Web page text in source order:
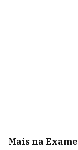
Mais na Exame